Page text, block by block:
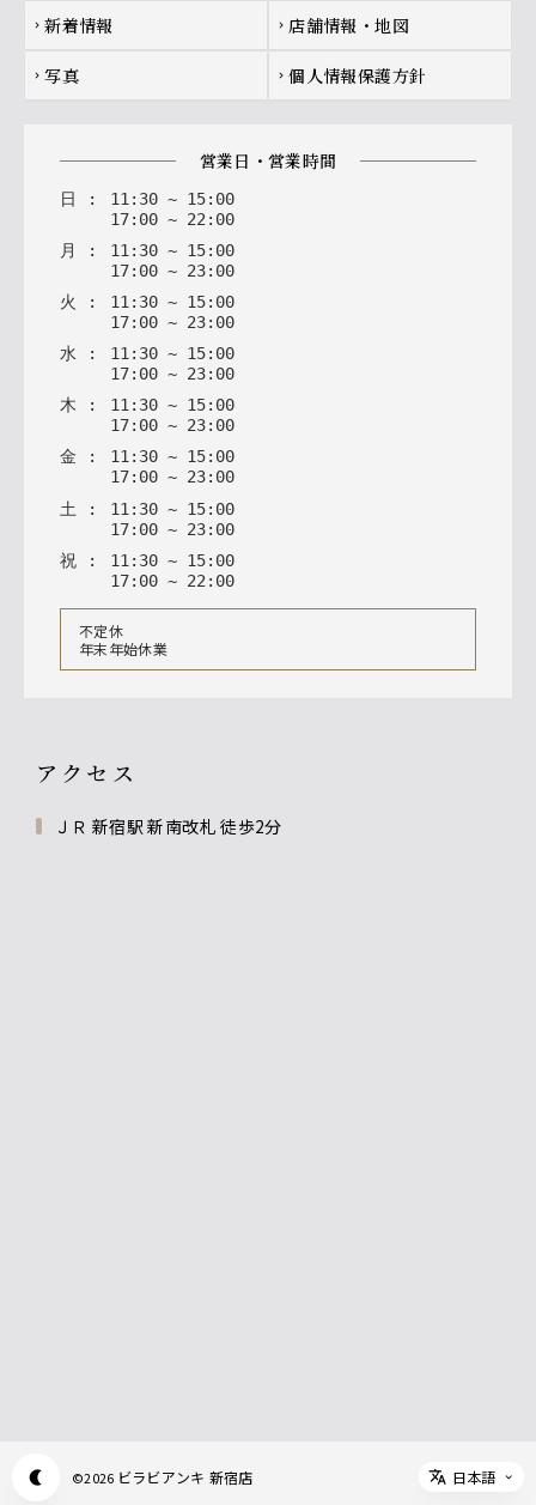
chevron_right 新着情報 chevron_right 店舗情報・地図
chevron_right 写真 chevron_right 個人情報保護方針
営業日・営業時間
日 : 11 : 30 ~ 15: 00
17: 00 ~ 22 : 00
月
: 11 : 30 ~ 15: 00
17: 00 ~ 23: 00
火
: 11 : 30 ~ 15: 00
17: 00 ~ 23: 00
水 : 11 : 30 ~ 15: 00
17: 00 ~ 23: 00
木 : 11: 30 ~ 15: 00
17: 00 ~ 23: 00
金 : 11: 30 ~ 15: 00
17: 00 ~ 23: 00
土 : 11 : 30 ~ 15: 00
17: 00 ~ 23: 00
祝 : 11 : 30 ~ 15: 00
17: 00 ~ 22 : 00
不定休
年末年始休業
アクセス
ＪＲ 新宿駅 新南改札 徒歩2分
©2026 ビラビアンキ 新宿店
Select
日本語
Appearance mode switch